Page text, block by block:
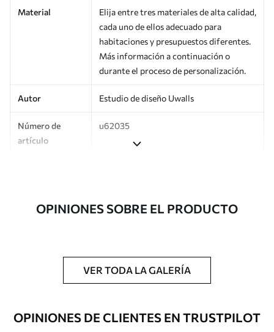
Material
Elija entre tres materiales de alta calidad,
cada uno de ellos adecuado para
habitaciones y presupuestos diferentes.
Más información a continuación o
durante el proceso de personalización.
Autor Estudio de diseño Uwalls
Número de
artículo
u62035
Adicionalmente
Disponible con recubrimiento de barniz
esponja suave. Los murales de pared con
recubrimiento de barniz pueden
Método de
Hasta 360 cm de altura: aplicación sin
OPINIONES SOBRE EL PRODUCTO
VER TODA LA GALERÍA
OPINIONES DE CLIENTES EN TRUSTPILOT